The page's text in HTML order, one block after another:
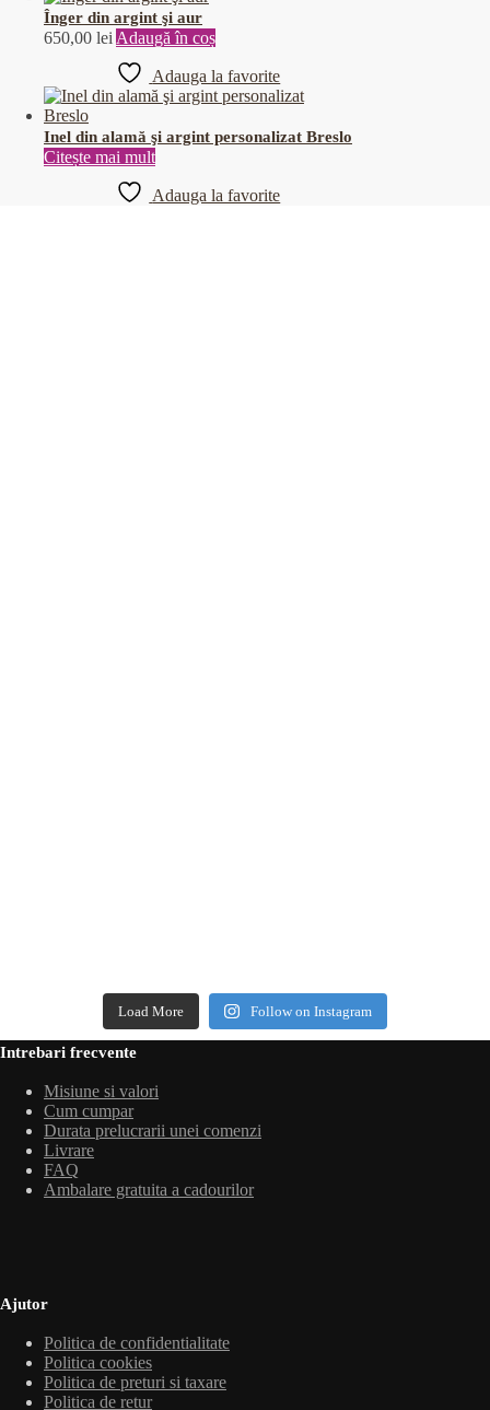
Înger din argint şi aur
650,00 lei Adaugă în coș
Adauga la favorite
Inel din alamă şi argint personalizat Breslo
Citește mai mult
Adauga la favorite
Load More Follow on Instagram
Intrebari frecvente
Misiune si valori
Cum cumpar
Durata prelucrarii unei comenzi
Livrare
FAQ
Ambalare gratuita a cadourilor
Ajutor
Politica de confidentialitate
Politica cookies
Politica de preturi si taxare
Politica de retur